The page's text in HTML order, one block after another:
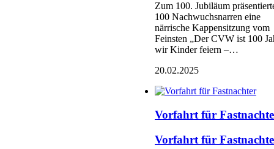
Zum 100. Jubiläum
100 Nachwuchsnarren eine
närrische Kappensitzung vom
Feinsten „Der CVW ist 100
wir Kinder feiern –…
20.02.2025
Vorfahrt für
Vorfahrt für